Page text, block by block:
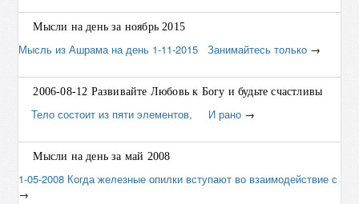
Мысли на день за ноябрь 2015
Мысль из Ашрама на день 1-11-2015 Занимайтесь только →
2006-08-12 Развивайте Любовь к Богу и будьте счастливы
Тело состоит из пяти элементов, И рано →
Мысли на день за май 2008
1-05-2008 Когда железные опилки вступают во взаимодействие с
→